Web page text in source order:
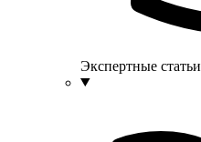
Экспертные статьи